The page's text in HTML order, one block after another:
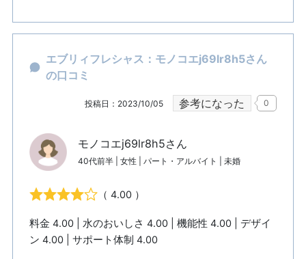
エブリィフレシャス：モノコエj69lr8h5さん
の口コミ
投稿日：2023/10/05 参考になった 0
モノコエj69lr8h5さん
40代前半 | 女性 | パート・アルバイト | 未婚
（ 4.00 ）
料金 4.00 | 水のおいしさ 4.00 | 機能性 4.00 | デザイ
ン 4.00 | サポート体制 4.00